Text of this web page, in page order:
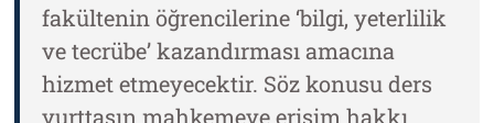
fakültenin öğrencilerine ‘bilgi, yeterlilik
ve tecrübe’ kazandırması amacına
hizmet etmeyecektir. Söz konusu ders
yurttaşın mahkemeye erişim hakkı